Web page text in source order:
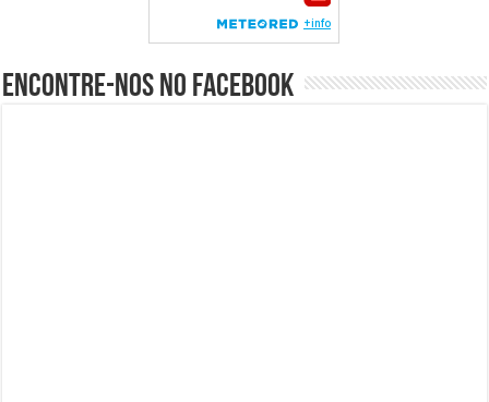
Encontre-nos no Facebook